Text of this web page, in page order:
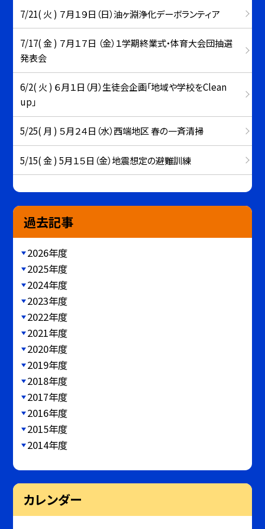
7/21( 火 ) ７月１９日（日）油ヶ淵浄化デーボランティア
7/17( 金 ) ７月１７日 （金）１学期終業式・体育大会団抽選
発表会
6/2( 火 ) ６月１日（月）生徒会企画「地域や学校をClean
up」
5/25( 月 ) ５月２４日（水）西端地区 春の一斉清掃
5/15( 金 ) 5月１５日（金）地震想定の避難訓練
過去記事
2026年度
2025年度
2024年度
2023年度
2022年度
2021年度
2020年度
2019年度
2018年度
2017年度
2016年度
2015年度
2014年度
カレンダー